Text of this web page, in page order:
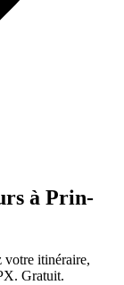
à Prin-
votre itinéraire,
Gratuit.